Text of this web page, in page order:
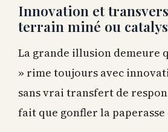
Innovation et
terrain miné ou
La grande illusion demeure
» rime toujours avec
sans vrai transfert de
fait que gonfler la